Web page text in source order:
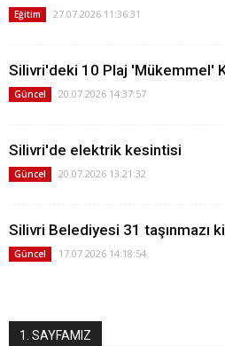
Eğitim 27.07.2026 11:36:31
Silivri'deki 10 Plaj 'Mükemmel'
Güncel 20.07.2026 14:37:57
Silivri'de elektrik kesintisi
Güncel 20.07.2026 13:21:32
Silivri Belediyesi 31 taşınmazı
Güncel 17.07.2026 14:18:54
1. SAYFAMIZ